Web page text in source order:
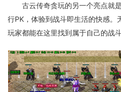
古云传奇贪玩的另一个亮点就
行PK，体验到战斗即生活的快感。
玩家都能在这里找到属于自己的战斗